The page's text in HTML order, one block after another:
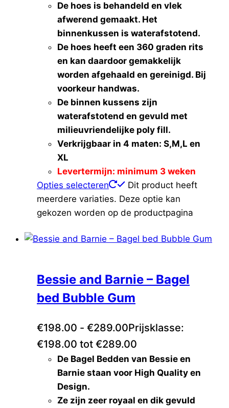
De hoes is behandeld en vlek
afwerend gemaakt. Het
binnenkussen is waterafstotend.
De hoes heeft een 360 graden rits
en kan daardoor gemakkelijk
worden afgehaald en gereinigd. Bij
voorkeur handwas.
De binnen kussens zijn
waterafstotend en gevuld met
milieuvriendelijke poly fill.
Verkrijgbaar in 4 maten: S,M,L en
XL
Levertermijn: minimum 3 weken
Opties selecteren
Dit product heeft
meerdere variaties. Deze optie kan
gekozen worden op de productpagina
Bessie and Barnie – Bagel
bed Bubble Gum
€198.00 - €289.00Prijsklasse:
€198.00 tot €289.00
De Bagel Bedden van Bessie en
Barnie staan voor High Quality en
Design.
Ze zijn zeer royaal en dik gevuld